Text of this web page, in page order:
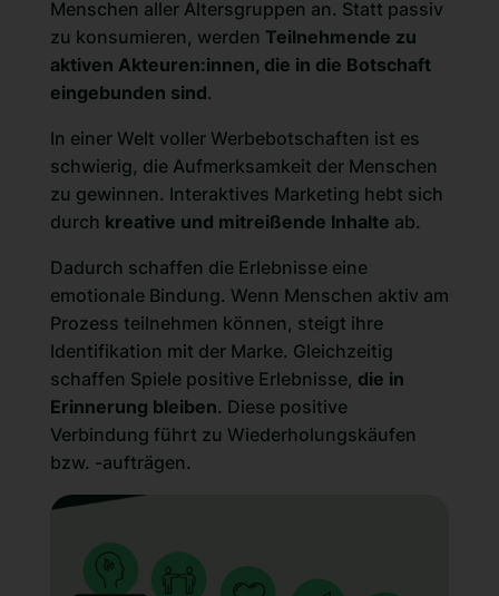
Menschen aller Altersgruppen an. Statt passiv
zu konsumieren, werden Teilnehmende zu
aktiven Akteuren:innen, die in die Botschaft
eingebunden sind.
In einer Welt voller Werbebotschaften ist es
schwierig, die Aufmerksamkeit der Menschen
zu gewinnen. Interaktives Marketing hebt sich
durch kreative und mitreißende Inhalte ab.
Dadurch schaffen die Erlebnisse eine
emotionale Bindung. Wenn Menschen aktiv am
Prozess teilnehmen können, steigt ihre
Identifikation mit der Marke. Gleichzeitig
schaffen Spiele positive Erlebnisse, die in
Erinnerung bleiben. Diese positive
Verbindung führt zu Wiederholungskäufen
bzw. -aufträgen.